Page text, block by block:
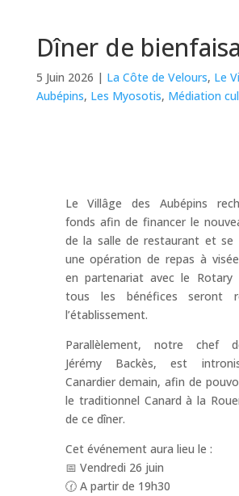
Dîner de
5 Juin 2026 | La Côte de Velours, Le
Aubépins, Les Myosotis, Médiation
Le Villâge des Aubépins
fonds afin de financer le
de la salle de restaurant et se
une opération de repas à
en partenariat avec le Rotary
tous les bénéfices seront
l’établissement.
Parallèlement, notre chef
Jérémy Backès, est
Canardier demain, afin de
le traditionnel Canard à la
de ce dîner.
Cet événement aura lieu le :
📅 Vendredi 26 juin
🕜 A partir de 19h30